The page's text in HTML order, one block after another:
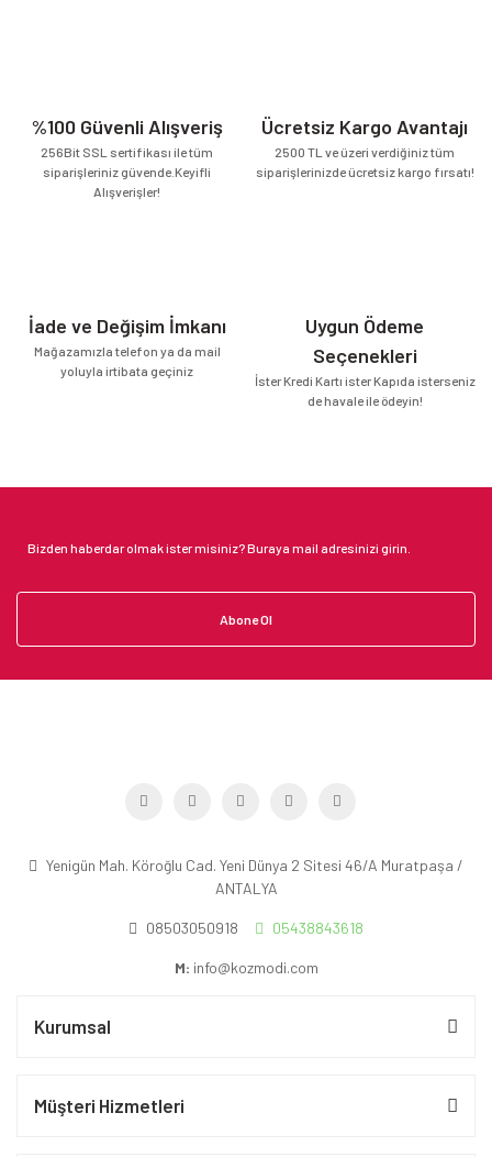
%100 Güvenli Alışveriş
256Bit SSL sertifikası ile tüm
siparişleriniz güvende.Keyifli
Alışverişler!
Ücretsiz Kargo Avantajı
2500 TL ve üzeri verdiğiniz tüm
siparişlerinizde ücretsiz kargo fırsatı!
İade ve Değişim İmkanı
Mağazamızla telefon ya da mail
yoluyla irtibata geçiniz
Uygun Ödeme
Seçenekleri
İster Kredi Kartı ister Kapıda isterseniz
de havale ile ödeyin!
Abone Ol
Yenigün Mah. Köroğlu Cad. Yeni Dünya 2 Sitesi 46/A Muratpaşa /
ANTALYA
08503050918 05438843618
M: info@kozmodi.com
Kurumsal
Müşteri Hizmetleri